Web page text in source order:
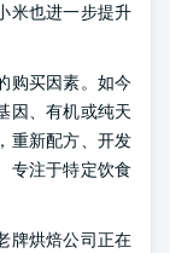
米也进一步提升
购买因素。如今
因、有机或纯天
重新配方、开发
专注于特定饮食
牌烘焙公司正在